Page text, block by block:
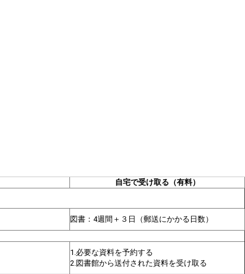
自宅で受け取る（有料）
図書：4週間＋３日（郵送にかかる日数）
1.必要な資料を予約する
2.図書館から送付された資料を受け取る